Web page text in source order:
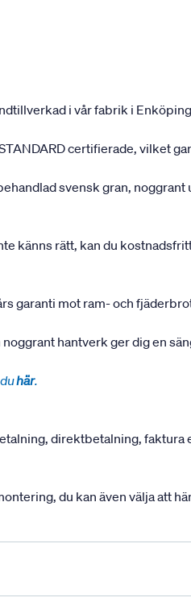
i vår fabrik i
certifierade, vilket
svensk gran,
känns rätt, kan du
garanti mot ram- och
hantverk ger dig en
här.
direktbetalning, faktura
du kan även välja att